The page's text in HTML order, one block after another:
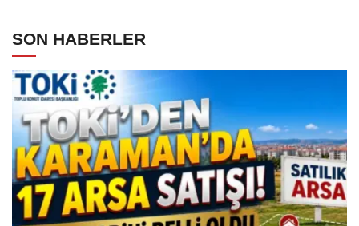
SON HABERLER